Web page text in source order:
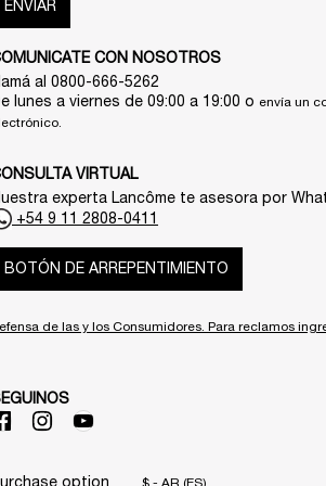
ENVIAR
CON NOSOTROS
al 0800-666-5262
lunes a viernes de 09:00 a 19:00 o envía un
VIRTUAL
experta Lancôme te asesora por
+54 9 11 2808-0411
BOTÓN DE ARREPENTIMIENTO
de las y los Consumidores. Para reclamos